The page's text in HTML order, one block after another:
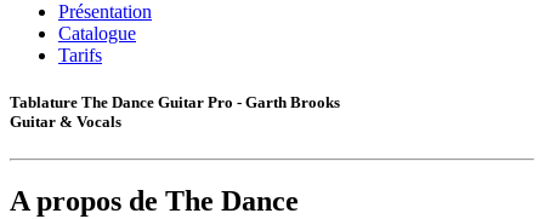
Présentation
Catalogue
Tarifs
Tablature The Dance Guitar Pro - Garth Brooks
Guitar & Vocals
A propos de The Dance